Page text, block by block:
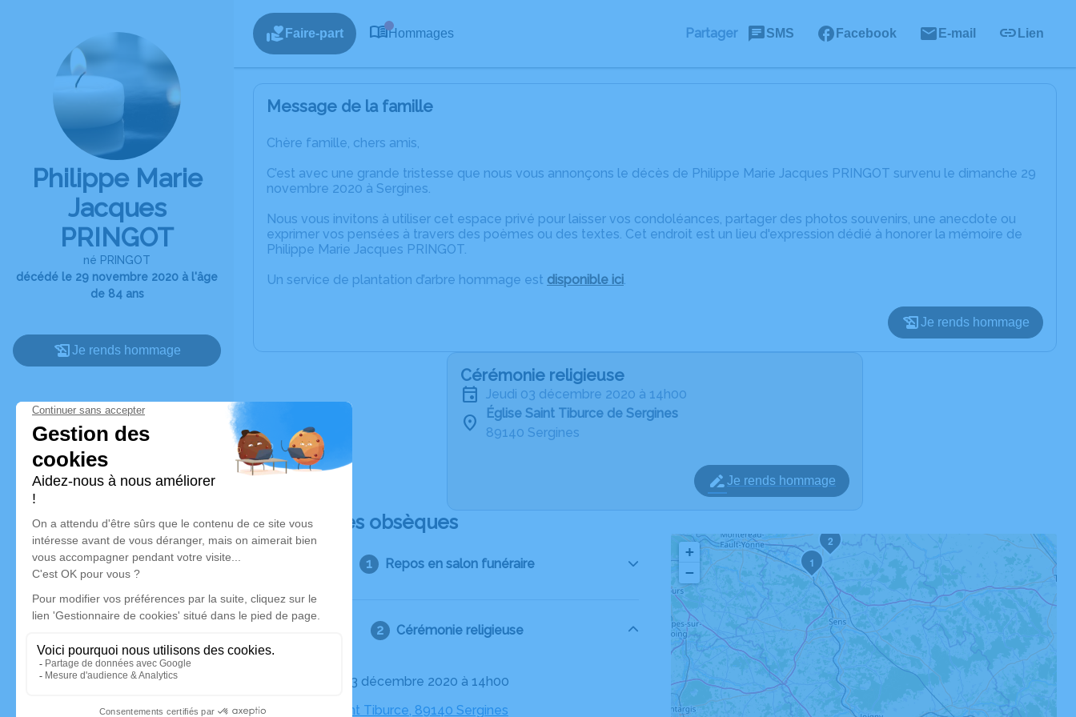
Philippe Marie
Jacques
PRINGOT
né PRINGOT
décédé le 29 novembre 2020 à l'âge
de 84 ans
Je rends hommage
Faire-part Hommages Partager SMS Facebook E-mail Lien
Message de la famille
Chère famille, chers amis,
C’est avec une grande tristesse que nous vous annonçons le décès de Philippe Marie Jacques PRINGOT survenu le dimanche 29
novembre 2020 à Sergines.
Nous vous invitons à utiliser cet espace privé pour laisser vos condoléances, partager des photos souvenirs, une anecdote ou
exprimer vos pensées à travers des poèmes ou des textes. Cet endroit est un lieu d'expression dédié à honorer la mémoire de
Philippe Marie Jacques PRINGOT.
Un service de plantation d’arbre hommage est disponible ici.
Je rends hommage
Cérémonie religieuse
jeudi 03 décembre 2020 à 14h00
Église Saint Tiburce de Sergines
89140 Sergines
Je rends hommage
Déroulé des obsèques
Repos en salon funéraire
Cérémonie religieuse
Le jeudi 03 décembre 2020 à 14h00
Église Saint Tiburce, 89140 Sergines
1
2
+
−